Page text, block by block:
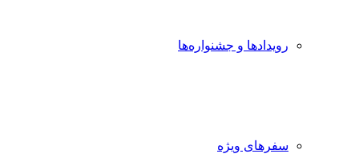
رویدادها و جشنواره‌ها
سفرهای ویژه